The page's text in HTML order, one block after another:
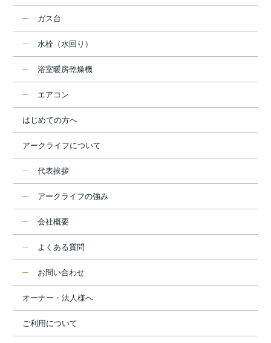
ガス台
水栓（水回り）
浴室暖房乾燥機
エアコン
はじめての方へ
アークライフについて
代表挨拶
アークライフの強み
会社概要
よくある質問
お問い合わせ
オーナー・法人様へ
ご利用について